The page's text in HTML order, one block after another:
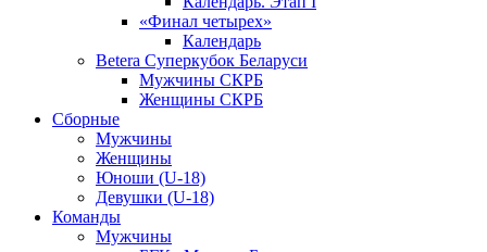
«Финал четырех»
Календарь
Betera Суперкубок Беларуси
Мужчины СКРБ
Женщины СКРБ
Сборные
Мужчины
Женщины
Юноши (U-18)
Девушки (U-18)
Команды
Мужчины